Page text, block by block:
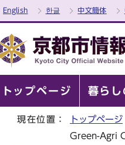
English 한글 中文簡体
トップページ 暮らし
現在位置： トップページ
Green-Agri